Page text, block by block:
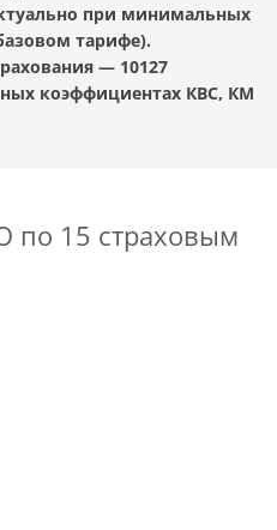
при минимальных
тарифе).
— 10127
коэффициентах КВС, КМ
по 15 страховым